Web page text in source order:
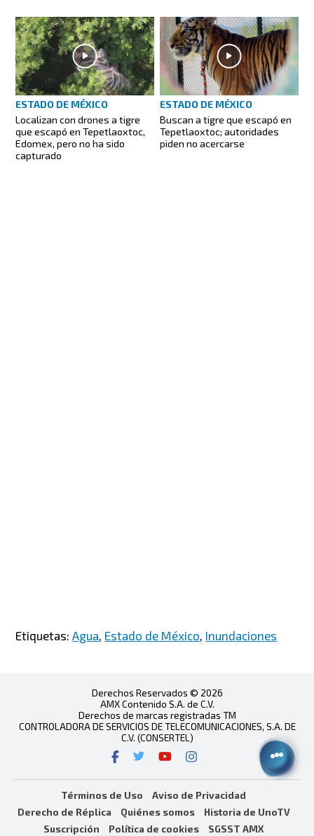
ESTADO DE MÉXICO
Localizan con drones a tigre
que escapó en Tepetlaoxtoc,
Edomex, pero no ha sido
capturado
ESTADO DE MÉXICO
Buscan a tigre que escapó en
Tepetlaoxtoc; autoridades
piden no acercarse
Etiquetas:Agua, Estado de México, Inundaciones
Derechos Reservados © 2026
AMX Contenido S.A. de C.V.
Derechos de marcas registradas TM
CONTROLADORA DE SERVICIOS DE TELECOMUNICACIONES, S.A. DE
C.V. (CONSERTEL)
Términos de Uso
Aviso de Privacidad
Derecho de Réplica
Quiénes somos
Historia de UnoTV
Suscripción
Política de cookies SGSST AMX